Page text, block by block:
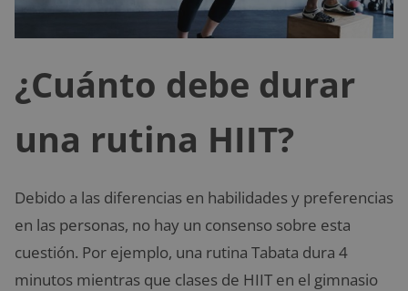
¿Cuánto debe durar
una rutina HIIT?
Debido a las diferencias en habilidades y preferencias
en las personas, no hay un consenso sobre esta
cuestión. Por ejemplo, una rutina Tabata dura 4
minutos mientras que clases de HIIT en el gimnasio